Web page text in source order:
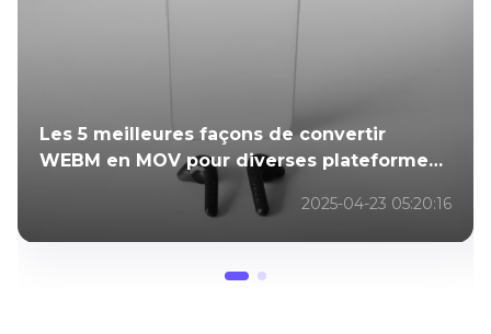
Les 5 meilleures façons de convertir
WEBM en MOV pour diverses plateformes
2025-04-23 05:20:16